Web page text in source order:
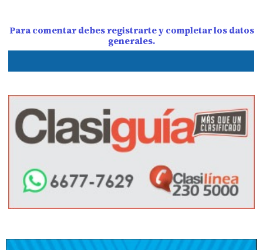
Para comentar debes registrarte y completar los datos
generales.